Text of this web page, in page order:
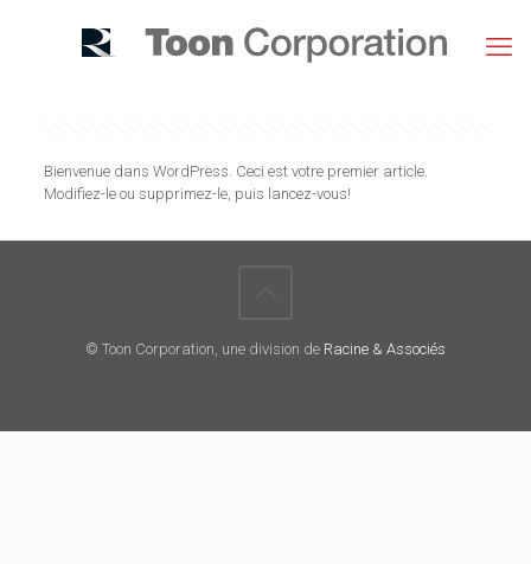
Bienvenue dans WordPress. Ceci est votre premier article.
Modifiez-le ou supprimez-le, puis lancez-vous!
© Toon Corporation, une division de Racine & Associés